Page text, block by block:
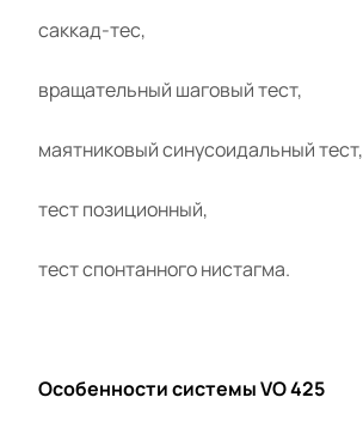
саккад-тес,
вращательный шаговый тест,
маятниковый синусоидальный тест,
тест позиционный,
тест спонтанного нистагма.
Особенности системы VO 425